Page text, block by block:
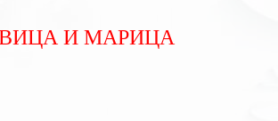
И МАРИЦА